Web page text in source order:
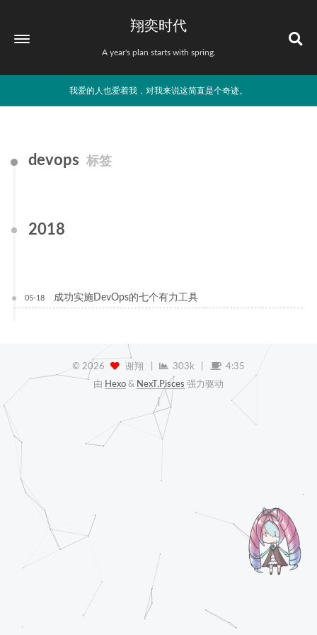
翔奕时代
A year's plan starts with spring.
我爱的人也爱着我，对我来说这简直是个奇迹。
devops 标签
2018
05-18 成功实施DevOps的七个有力工具
© 2026 谢翔 303k 4:35
由 Hexo & NexT.Pisces 强力驱动
|